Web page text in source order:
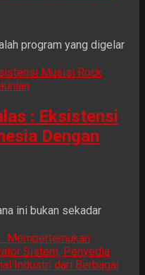
program yang digelar
: Eksistensi
Dengan
ini bukan sekadar